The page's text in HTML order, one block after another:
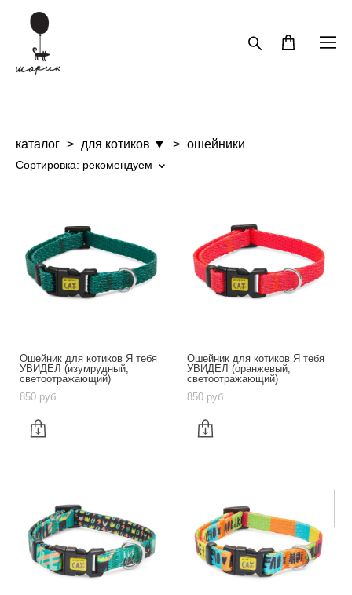
каталог > для котиков ▼ > ошейники
Сортировка: рекомендуем
Ошейник для котиков Я тебя
УВИДЕЛ (изумрудный,
светоотражающий)
850 pуб.
Ошейник для котиков Я тебя
УВИДЕЛ (оранжевый,
светоотражающий)
850 pуб.